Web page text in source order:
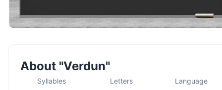
About "Verdun"
Syllables Letters Language